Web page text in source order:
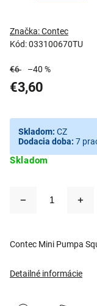
Kód:033100670TU
Značka:Contec
€6 –40 %
€3,60
Skladom
Skladom: CZ
Dodacia doba: 7
Contec Mini Pumpa
Detailné informácie